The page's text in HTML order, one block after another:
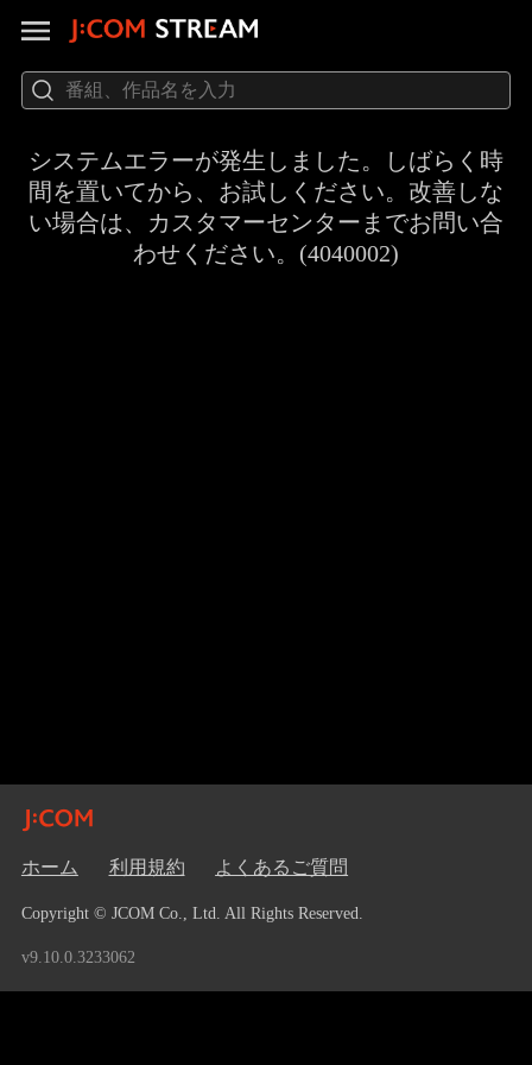
システムエラーが発生しました。しばらく時
間を置いてから、お試しください。改善しな
い場合は、カスタマーセンターまでお問い合
わせください。(4040002)
ホーム 利用規約 よくあるご質問
Copyright © JCOM Co., Ltd. All Rights Reserved.
v9.10.0.3233062